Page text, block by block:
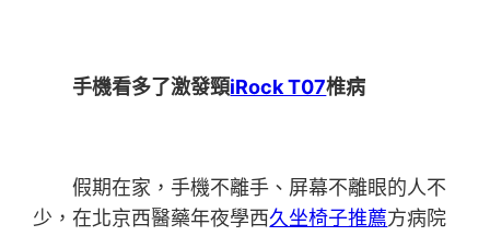
手機看多了激發頸iRock T07椎病
假期在家，手機不離手、屏幕不離眼的人不
少，在北京西醫藥年夜學西久坐椅子推薦方病院